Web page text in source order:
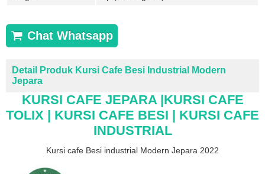
Chat Whatsapp
Detail Produk Kursi Cafe Besi Industrial Modern
Jepara
KURSI CAFE JEPARA |KURSI CAFE
TOLIX | KURSI CAFE BESI | KURSI CAFE
INDUSTRIAL
Kursi cafe Besi industrial Modern Jepara 2022